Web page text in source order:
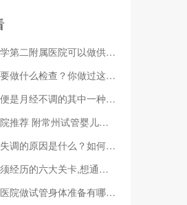
可以做供卵试管婴儿吗？南京鼓楼试管需要多少钱？
什么检查？你做过这些检查吗？
的其中一种表现，那么月经有血块是怎么回事呢？
附常州试管婴儿医院选择经验分享
的原因是什么？如何预防？
关卡,想通过试管婴儿要宝宝的准妈定要看看
体准备有哪些？华西医院做试管成功率高吗